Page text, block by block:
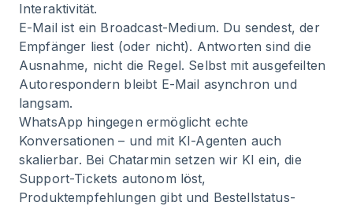
Interaktivität.
E-Mail ist ein Broadcast-Medium. Du sendest, der
Empfänger liest (oder nicht). Antworten sind die
Ausnahme, nicht die Regel. Selbst mit ausgefeilten
Autorespondern bleibt E-Mail asynchron und
langsam.
WhatsApp hingegen ermöglicht echte
Konversationen – und mit KI-Agenten auch
skalierbar. Bei Chatarmin setzen wir KI ein, die
Support-Tickets autonom löst,
Produktempfehlungen gibt und Bestellstatus-